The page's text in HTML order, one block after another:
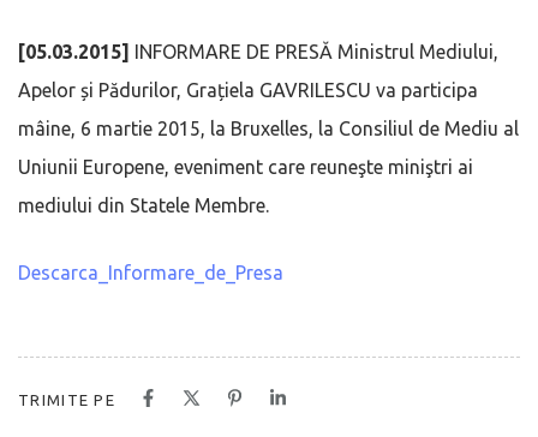
[05.03.2015] INFORMARE DE PRESĂ Ministrul Mediului,
Apelor și Pădurilor, Grațiela GAVRILESCU va participa
mâine, 6 martie 2015, la Bruxelles, la Consiliul de Mediu al
Uniunii Europene, eveniment care reuneşte miniştri ai
mediului din Statele Membre.
Descarca_Informare_de_Presa
TRIMITE PE